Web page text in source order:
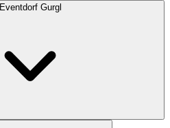
Eventdorf Gurgl